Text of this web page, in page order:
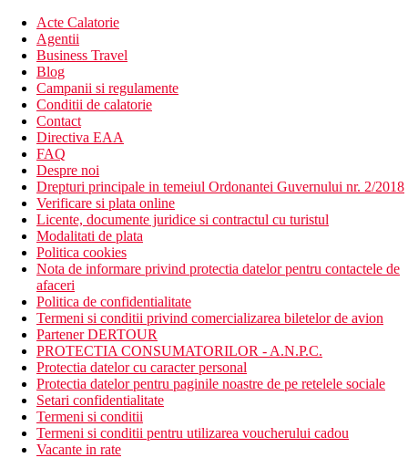
birou de turism
babysitting (contra cost)
servicii de curatatorie (contra cost)
sala de conferinta
aer conditionat
lift
transfer de la si/sau la aeroport (contra cost)
serviciu de trezire
spa & centru de wellness (contra cost)
sala de fitness
5 piscine
parcare
terasa
gradina
restaurante
baruri
club pentru copii
teren de joaca pentru copii
bar langa piscina
Descrierea plajei
plaja cu nisip
Activitati sportive gratuite
plaja
Acte Calatorie
Agentii
Business Travel
Blog
Campanii si regulamente
Conditii de calatorie
Contact
Directiva EAA
FAQ
Despre noi
Drepturi principale in temeiul Ordonantei Guvernului nr. 2/2018
Verificare si plata online
Licente, documente juridice si contractul cu turistul
Modalitati de plata
Politica cookies
Nota de informare privind protectia datelor pentru contactele de
afaceri
Politica de confidentialitate
Termeni si conditii privind comercializarea biletelor de avion
Partener DERTOUR
PROTECTIA CONSUMATORILOR - A.N.P.C.
Protectia datelor cu caracter personal
Protectia datelor pentru paginile noastre de pe retelele sociale
Setari confidentialitate
Termeni si conditii
Termeni si conditii pentru utilizarea voucherului cadou
Vacante in rate